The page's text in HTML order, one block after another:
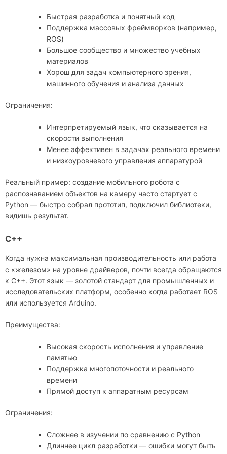
Быстрая разработка и понятный код
Поддержка массовых фреймворков (например,
ROS)
Большое сообщество и множество учебных
материалов
Хорош для задач компьютерного зрения,
машинного обучения и анализа данных
Ограничения:
Интерпретируемый язык, что сказывается на
скорости выполнения
Менее эффективен в задачах реального времени
и низкоуровневого управления аппаратурой
Реальный пример: создание мобильного робота с
распознаванием объектов на камеру часто стартует с
Python — быстро собрал прототип, подключил библиотеки,
видишь результат.
C++
Когда нужна максимальная производительность или работа
с «железом» на уровне драйверов, почти всегда обращаются
к C++. Этот язык — золотой стандарт для промышленных и
исследовательских платформ, особенно когда работает ROS
или используется Arduino.
Преимущества:
Высокая скорость исполнения и управление
памятью
Поддержка многопоточности и реального
времени
Прямой доступ к аппаратным ресурсам
Ограничения:
Сложнее в изучении по сравнению с Python
Длиннее цикл разработки — ошибки могут быть